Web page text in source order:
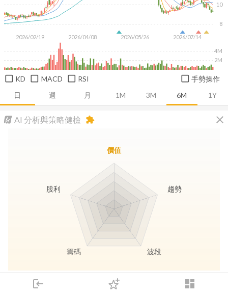
login dashboard
下單
日 週 月 1M 3M 6M 1Y
2026/02/19 2026/04/08 2026/05/26 2026/07/14
8
10
2M
4M
KD MACD RSI 手勢操作
AI 分析與策略健檢 close
extension
長線價值 存股收息
價值
趨勢
波段
籌碼
股利